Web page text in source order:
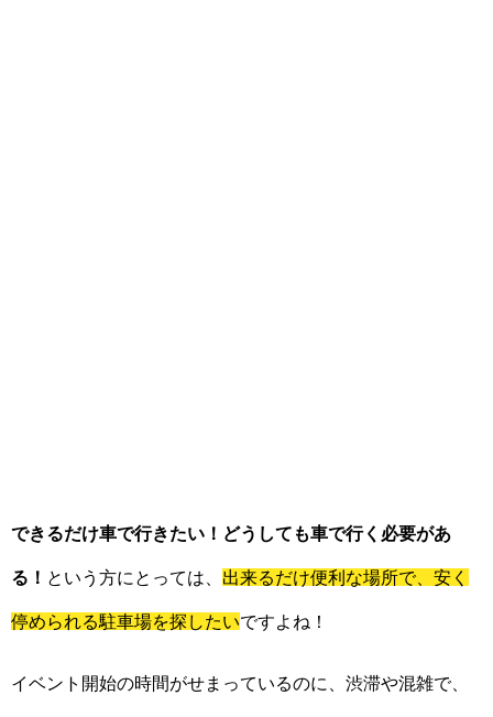
できるだけ車で行きたい！どうしても車で行く必要があ
る！ という方にとっては、 出来るだけ便利な場所で、安く
停められる駐車場を探したいですよね！
イベント開始の時間がせまっているのに、渋滞や混雑で、